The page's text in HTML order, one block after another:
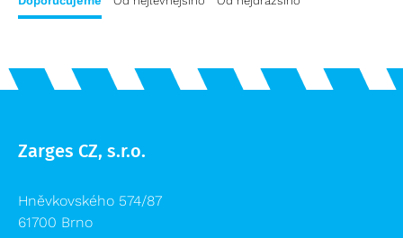
Zarges CZ, s.r.o.
Hněvkovského 574/87
61700 Brno